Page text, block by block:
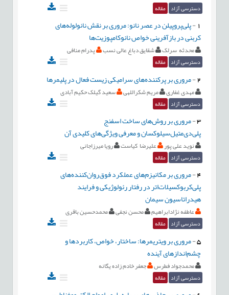
دسترسی آزاد مقاله
-پلی‌پروپیلن در عصر نانو: مروری بر نقش نانولوله‌های
کربنی در بازآفرینی خواص نانوکامپوزیت‌ها
محدثه سرلک شقایق دباغ عالی نسب پدرام منافی
دسترسی آزاد مقاله
2
-مروری بر پرکننده‌های سرامیکی زیست فعال در پلیمرها
مهدی غفاری مریم شکراللهی سعید گیلک حکیم آبادی
دسترسی آزاد مقاله
3
-مروری بر روش‌های ساخت اسفنج
پلی‌دی‌متیل‌سیلوکسان و معرفی ویژگی‌های کلیدی آن
نوید علی پور علیرضا کیاست رویا میرزاجانی
دسترسی آزاد مقاله
4
-مروری بر مکانیزم‌های عملکرد فوق‌روان‌کننده‌های
پلی‌کربوکسیلات‌اتر در رفتار رئولوژیکی و فرایند
هیدراتاسیون سیمان
عاطفه نژادابراهیم محسن نجفی محمدحسین باقری
دسترسی آزاد مقاله
5
-مروری بر ویتریمرها: ساختار، خواص، کاربردها و
چشم‌اندازهای آینده
محمدجواد فطرس جعفر خادم زاده يگانه
دسترسی آزاد مقاله